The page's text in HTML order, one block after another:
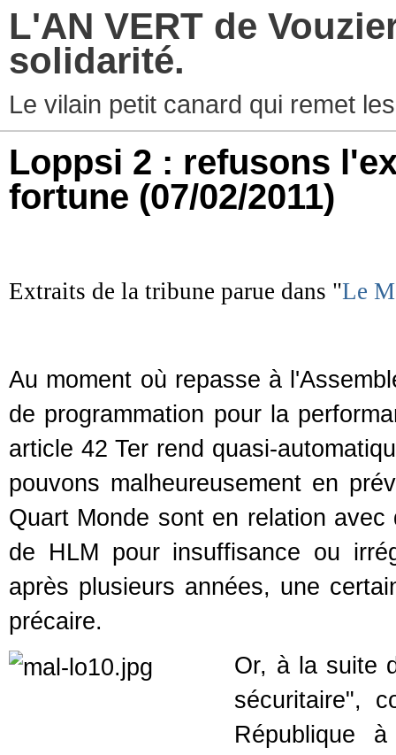
L'AN VERT de
solidarité.
Le vilain petit canard qui remet
Loppsi 2 : refusons
fortune (07/02/2011)
Extraits de la tribune parue dans "Le
Au moment où repasse à
de programmation pour la
article 42 Ter rend quasi-
pouvons malheureusement en
Quart Monde sont en relation
de HLM pour insuffisance ou
après plusieurs années, une
précaire.
Or, à la suite
sécuritaire",
République